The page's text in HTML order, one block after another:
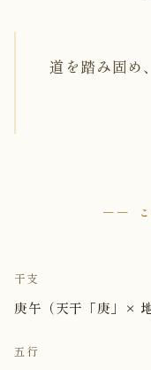
道を踏み固め
── こ
干支
庚午（天干「庚」×
五行